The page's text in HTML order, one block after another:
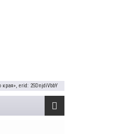
erid: 2SDnjdiVbbY